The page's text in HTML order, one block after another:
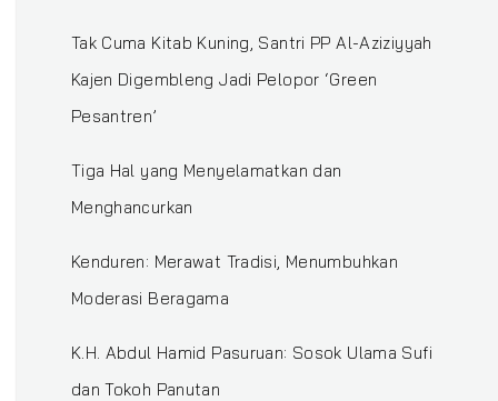
‎Tak Cuma Kitab Kuning, Santri PP Al-Aziziyyah
Kajen Digembleng Jadi Pelopor ‘Green
Pesantren’ ‎
Tiga Hal yang Menyelamatkan dan
Menghancurkan
Kenduren: Merawat Tradisi, Menumbuhkan
Moderasi Beragama
K.H. Abdul Hamid Pasuruan: Sosok Ulama Sufi
dan Tokoh Panutan